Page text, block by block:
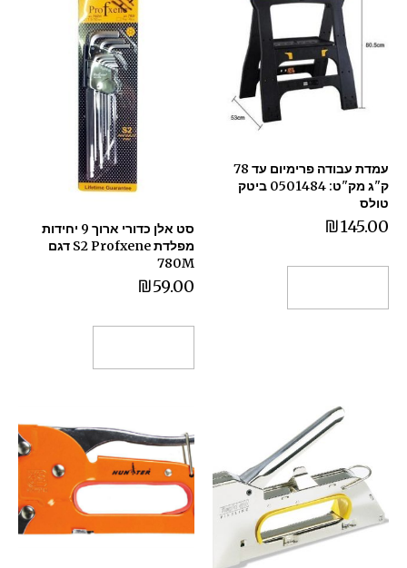
עמדת עבודה פרימיום עד 78
ק"ג מק"ט: 0501484 ביטק
טולס
₪145.00
סט אלן כדורי ארוך 9 יחידות
מפלדת S2 Profxene דגם
780M
₪59.00